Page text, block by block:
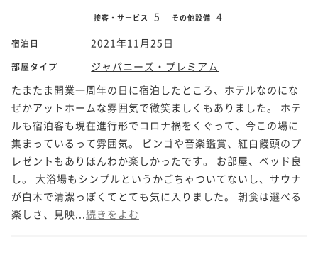
接客・サービス 5 その他設備 4
宿泊日 2021年11月25日
部屋タイプ
ジャパニーズ・プレミアム
たまたま開業一周年の日に宿泊したところ、ホテルなのにな
ぜかアットホームな雰囲気で微笑ましくもありました。 ホテ
ルも宿泊客も現在進行形でコロナ禍をくぐって、今この場に
集まっているって雰囲気。 ビンゴや音楽鑑賞、紅白饅頭のプ
レゼントもありほんわか楽しかったです。 お部屋、ベッド良
し。 大浴場もシンプルというかごちゃついてないし、サウナ
が白木で清潔っぽくてとても気に入りました。 朝食は選べる
楽しさ、見映... 続きをよむ